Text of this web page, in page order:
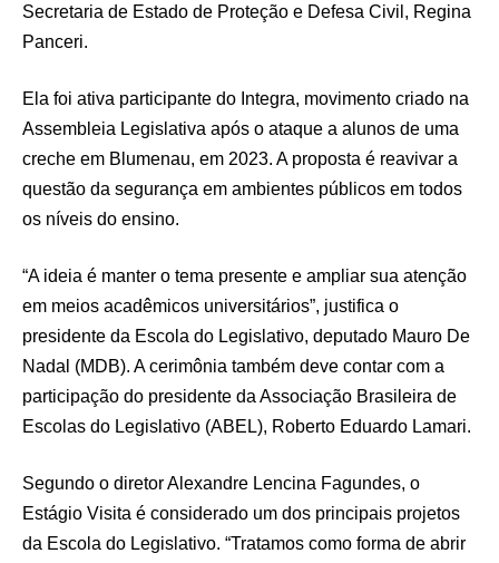
Secretaria de Estado de Proteção e Defesa Civil, Regina
Panceri.
Ela foi ativa participante do Integra, movimento criado na
Assembleia Legislativa após o ataque a alunos de uma
creche em Blumenau, em 2023. A proposta é reavivar a
questão da segurança em ambientes públicos em todos
os níveis do ensino.
“A ideia é manter o tema presente e ampliar sua atenção
em meios acadêmicos universitários”, justifica o
presidente da Escola do Legislativo, deputado Mauro De
Nadal (MDB). A cerimônia também deve contar com a
participação do presidente da Associação Brasileira de
Escolas do Legislativo (ABEL), Roberto Eduardo Lamari.
Segundo o diretor Alexandre Lencina Fagundes, o
Estágio Visita é considerado um dos principais projetos
da Escola do Legislativo. “Tratamos como forma de abrir